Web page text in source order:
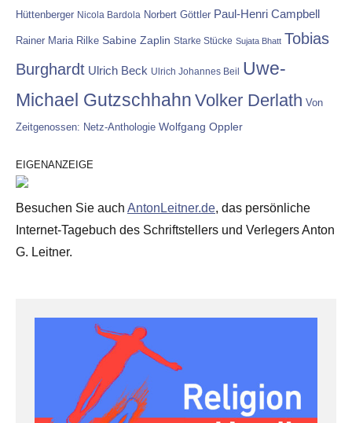
Hüttenberger Nicola Bardola Norbert Göttler Paul-Henri Campbell
Rainer Maria Rilke Sabine Zaplin Starke Stücke Sujata Bhatt Tobias
Burghardt Ulrich Beck Ulrich Johannes Beil Uwe-
Michael Gutzschhahn Volker Derlath Von
Zeitgenossen: Netz-Anthologie Wolfgang Oppler
EIGENANZEIGE
Besuchen Sie auch AntonLeitner.de, das persönliche
Internet-Tagebuch des Schriftstellers und Verlegers Anton
G. Leitner.